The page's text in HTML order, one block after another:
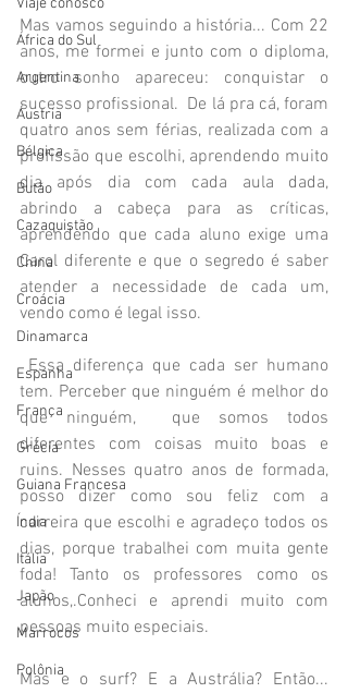
Viaje conosco
África do Sul
Argentina
Áustria
Bélgica
Butão
Cazaquistão
China
Croácia
Dinamarca
Espanha
França
Grécia
Guiana Francesa
Índia
Itália
Japão
Marrocos
Polônia
Mas vamos seguindo a história... Com 22
anos, me formei e junto com o diploma,
outro sonho apareceu: conquistar o
sucesso profissional.  De lá pra cá, foram
quatro anos sem férias, realizada com a
profissão que escolhi, aprendendo muito
dia após dia com cada aula dada,
abrindo a cabeça para as críticas,
aprendendo que cada aluno exige uma
Carol diferente e que o segredo é saber
atender a necessidade de cada um,
vendo como é legal isso.
Essa diferença que cada ser humano
tem. Perceber que ninguém é melhor do
que ninguém,  que somos todos
diferentes com coisas muito boas e
ruins. Nesses quatro anos de formada,
posso dizer como sou feliz com a
carreira que escolhi e agradeço todos os
dias, porque trabalhei com muita gente
foda! Tanto os professores como os
alunos,.Conheci e aprendi muito com
pessoas muito especiais.
Mas e o surf? E a Austrália? Então...